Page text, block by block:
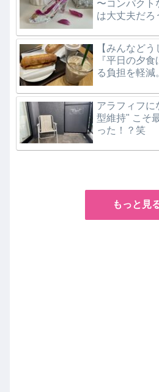
〜コンパクト
は大丈夫だろ
【みんなど
『平日の夕
る負担を軽減
アラフィフに
型維持" こそ
った！？笑
もっと見